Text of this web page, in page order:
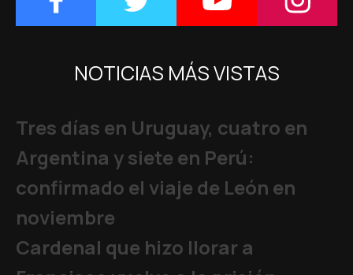
NOTICIAS MÁS VISTAS
Tres días en Uruguay, cuatro en
Argentina y siete en Perú:
confirmado el viaje de León en
noviembre
Cardenal que hizo llorar a